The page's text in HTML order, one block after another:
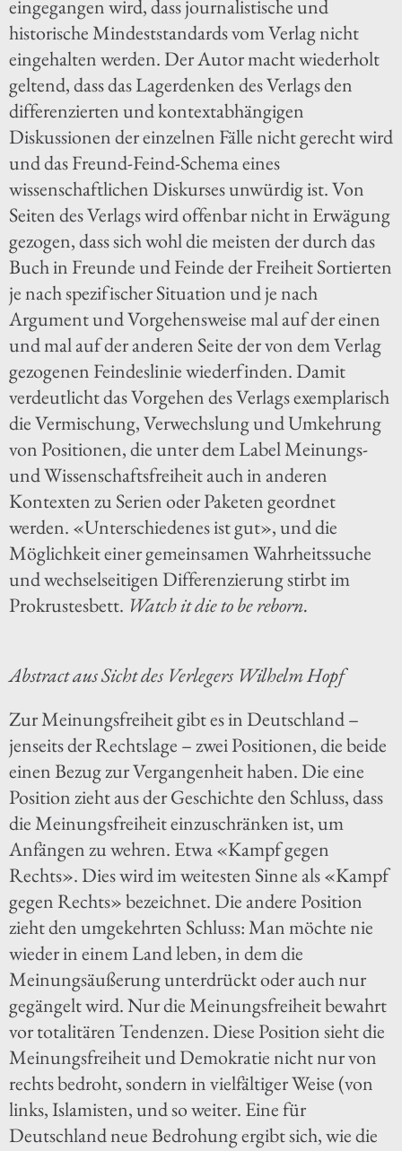
eingegangen wird, dass journalistische und
historische Mindeststandards vom Verlag nicht
eingehalten werden. Der Autor macht wiederholt
geltend, dass das Lagerdenken des Verlags den
differenzierten und kontextabhängigen
Diskussionen der einzelnen Fälle nicht gerecht wird
und das Freund-Feind-Schema eines
wissenschaftlichen Diskurses unwürdig ist. Von
Seiten des Verlags wird offenbar nicht in Erwägung
gezogen, dass sich wohl die meisten der durch das
Buch in Freunde und Feinde der Freiheit Sortierten
je nach spezifischer Situation und je nach
Argument und Vorgehensweise mal auf der einen
und mal auf der anderen Seite der von dem Verlag
gezogenen Feindeslinie wiederfinden. Damit
verdeutlicht das Vorgehen des Verlags exemplarisch
die Vermischung, Verwechslung und Umkehrung
von Positionen, die unter dem Label Meinungs-
und Wissenschaftsfreiheit auch in anderen
Kontexten zu Serien oder Paketen geordnet
werden. «Unterschiedenes ist gut», und die
Möglichkeit einer gemeinsamen Wahrheitssuche
und wechselseitigen Differenzierung stirbt im
Prokrustesbett. Watch it die to be reborn.
Abstract aus Sicht des Verlegers Wilhelm Hopf
Zur Meinungsfreiheit gibt es in Deutschland –
jenseits der Rechtslage – zwei Positionen, die beide
einen Bezug zur Vergangenheit haben. Die eine
Position zieht aus der Geschichte den Schluss, dass
die Meinungsfreiheit einzuschränken ist, um
Anfängen zu wehren. Etwa «Kampf gegen
Rechts». Dies wird im weitesten Sinne als «Kampf
gegen Rechts» bezeichnet. Die andere Position
zieht den umgekehrten Schluss: Man möchte nie
wieder in einem Land leben, in dem die
Meinungsäußerung unterdrückt oder auch nur
gegängelt wird. Nur die Meinungsfreiheit bewahrt
vor totalitären Tendenzen. Diese Position sieht die
Meinungsfreiheit und Demokratie nicht nur von
rechts bedroht, sondern in vielfältiger Weise (von
links, Islamisten, und so weiter. Eine für
Deutschland neue Bedrohung ergibt sich, wie die